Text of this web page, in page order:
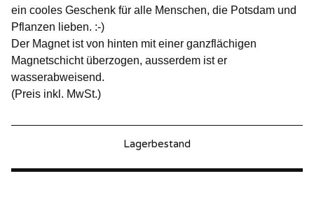
ein cooles Geschenk für alle Menschen, die Potsdam und
Pflanzen lieben. :-)
Der Magnet ist von hinten mit einer ganzflächigen
Magnetschicht überzogen, ausserdem ist er
wasserabweisend.
(Preis inkl. MwSt.)
Lagerbestand